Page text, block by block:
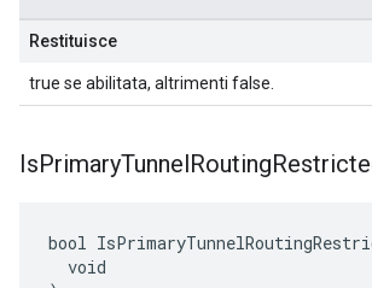
Restituisce
true se abilitata, altrimenti false.
IsPrimaryTunnelRouting
bool
  void